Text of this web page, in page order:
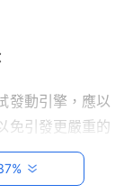
發動引擎，應以
免引發更嚴重的
主：